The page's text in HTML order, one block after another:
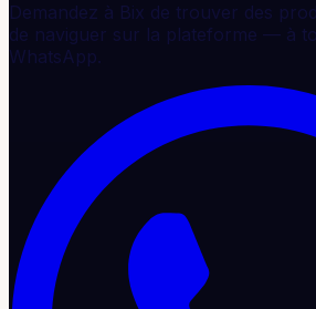
Demandez à Bix de trouver des
de naviguer sur la plateforme — à
WhatsApp.